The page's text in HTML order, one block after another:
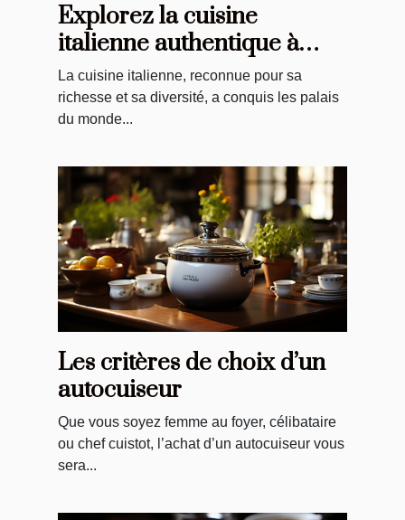
Explorez la cuisine
italienne authentique à
Troyes: une revue
La cuisine italienne, reconnue pour sa
richesse et sa diversité, a conquis les palais
du monde...
Les critères de choix d’un
autocuiseur
Que vous soyez femme au foyer, célibataire
ou chef cuistot, l’achat d’un autocuiseur vous
sera...